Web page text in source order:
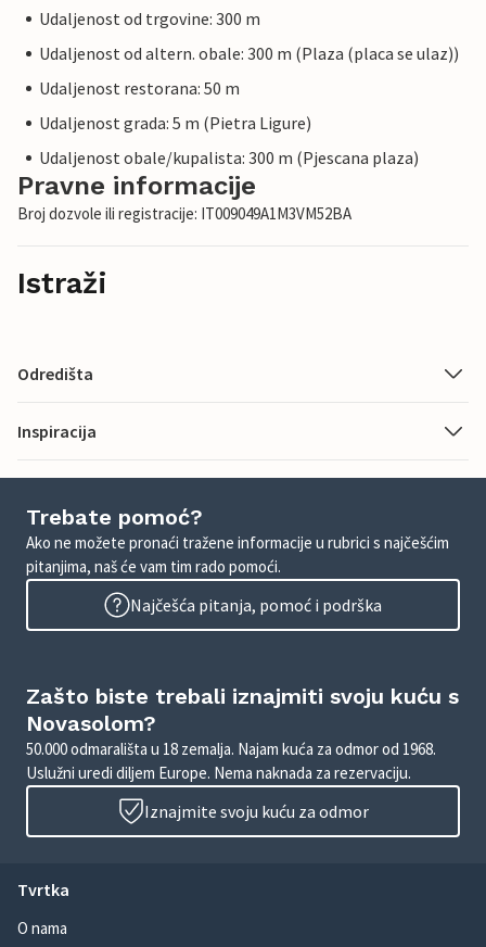
Udaljenost od trgovine: 300 m
Udaljenost od altern. obale: 300 m (Plaza (placa se ulaz))
Udaljenost restorana: 50 m
Udaljenost grada: 5 m (Pietra Ligure)
Udaljenost obale/kupalista: 300 m (Pjescana plaza)
Pravne informacije
Broj dozvole ili registracije: IT009049A1M3VM52BA
Istraži
Odredišta
Inspiracija
Trebate pomoć?
Ako ne možete pronaći tražene informacije u rubrici s najčešćim
pitanjima, naš će vam tim rado pomoći.
Najčešća pitanja, pomoć i podrška
Zašto biste trebali iznajmiti svoju kuću s
Novasolom?
50.000 odmarališta u 18 zemalja. Najam kuća za odmor od 1968.
Uslužni uredi diljem Europe. Nema naknada za rezervaciju.
Iznajmite svoju kuću za odmor
Tvrtka
O nama